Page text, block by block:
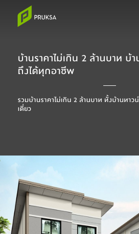
บ้านราคาไม่เกิน 2 ล้านบาท บ้า
ถึงได้ทุกอาชีพ
รวมบ้านราคาไม่เกิน 2 ล้านบาท ทั้งบ้านทาว
เดี่ยว